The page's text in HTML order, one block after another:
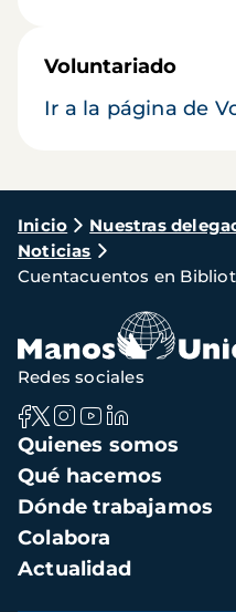
Voluntariado
Ir a la página de
Ruta
de
navegación
Inicio Nuestras
Noticias
Cuentacuentos en
Navegación
principal
Quienes somos
Qué hacemos
Dónde trabajamos
Colabora
Actualidad
Redes sociales